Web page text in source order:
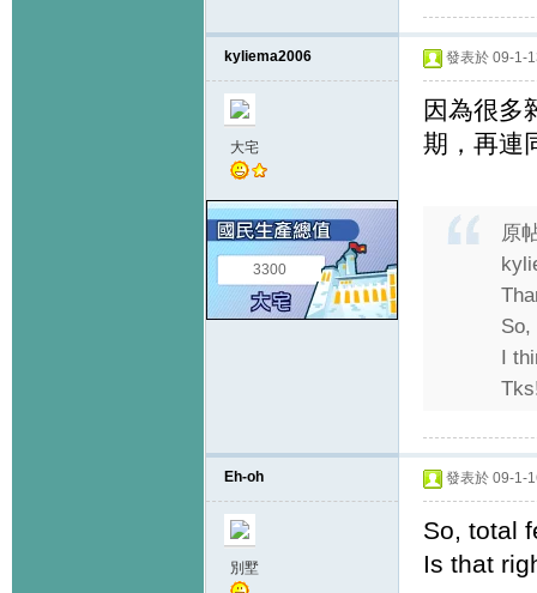
kyliema2006
大宅
3300
發表於 09-1-
因為很多
期，再連
原
So,
I
Eh-oh
別墅
發表於 09-1-
So, total
Is that